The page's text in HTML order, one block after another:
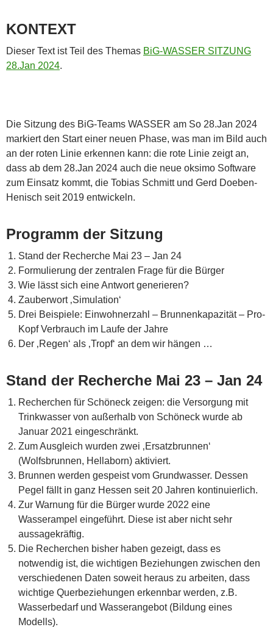
KONTEXT
Dieser Text ist Teil des Themas BiG-WASSER SITZUNG
28.Jan 2024.
Die Sitzung des BiG-Teams WASSER am So 28.Jan 2024
markiert den Start einer neuen Phase, was man im Bild auch
an der roten Linie erkennen kann: die rote Linie zeigt an,
dass ab dem 28.Jan 2024 auch die neue oksimo Software
zum Einsatz kommt, die Tobias Schmitt und Gerd Doeben-
Henisch seit 2019 entwickeln.
Programm der Sitzung
Stand der Recherche Mai 23 – Jan 24
Formulierung der zentralen Frage für die Bürger
Wie lässt sich eine Antwort generieren?
Zauberwort ‚Simulation‘
Drei Beispiele: Einwohnerzahl – Brunnenkapazität – Pro-
Kopf Verbrauch im Laufe der Jahre
Der ‚Regen‘ als ‚Tropf‘ an dem wir hängen …
Stand der Recherche Mai 23 – Jan 24
Recherchen für Schöneck zeigen: die Versorgung mit
Trinkwasser von außerhalb von Schöneck wurde ab
Januar 2021 eingeschränkt.
Zum Ausgleich wurden zwei ‚Ersatzbrunnen‘
(Wolfsbrunnen, Hellaborn) aktiviert.
Brunnen werden gespeist vom Grundwasser. Dessen
Pegel fällt in ganz Hessen seit 20 Jahren kontinuierlich.
Zur Warnung für die Bürger wurde 2022 eine
Wasserampel eingeführt. Diese ist aber nicht sehr
aussagekräftig.
Die Recherchen bisher haben gezeigt, dass es
notwendig ist, die wichtigen Beziehungen zwischen den
verschiedenen Daten soweit heraus zu arbeiten, dass
wichtige Querbeziehungen erkennbar werden, z.B.
Wasserbedarf und Wasserangebot (Bildung eines
Modells).